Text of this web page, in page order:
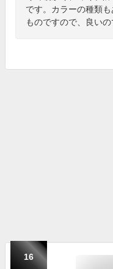
です。カラーの種類
ものですので、良いの
16